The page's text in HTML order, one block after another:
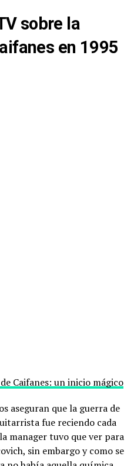
sobre la
en 1995
Caifanes: un inicio mágico
aseguran que la guerra de
fue reciendo cada
manager tuvo que ver para
sin embargo y como se